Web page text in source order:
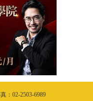
：02-2503-6989